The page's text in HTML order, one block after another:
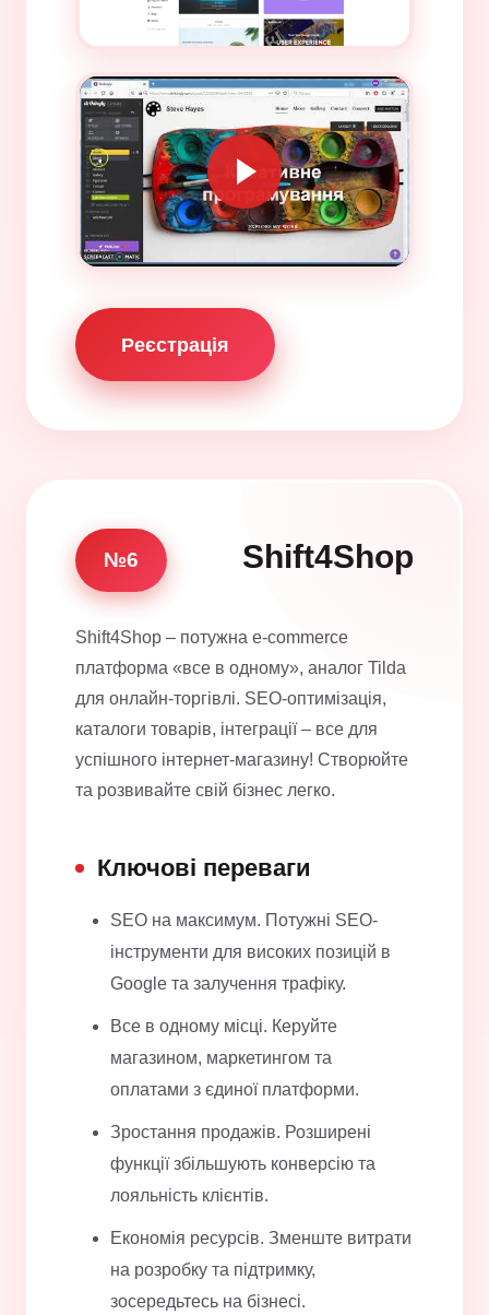
Реєстрація
№6 Shift4Shop
Shift4Shop – потужна e-commerce
платформа «все в одному», аналог Tilda
для онлайн-торгівлі. SEO-оптимізація,
каталоги товарів, інтеграції – все для
успішного інтернет-магазину! Створюйте
та розвивайте свій бізнес легко.
Ключові переваги
SEO на максимум. Потужні SEO-
інструменти для високих позицій в
Google та залучення трафіку.
Все в одному місці. Керуйте
магазином, маркетингом та
оплатами з єдиної платформи.
Зростання продажів. Розширені
функції збільшують конверсію та
лояльність клієнтів.
Економія ресурсів. Зменште витрати
на розробку та підтримку,
зосередьтесь на бізнесі.